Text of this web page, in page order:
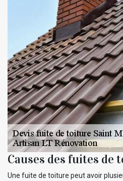
Causes des fuites de
Une fuite de toiture peut avoir